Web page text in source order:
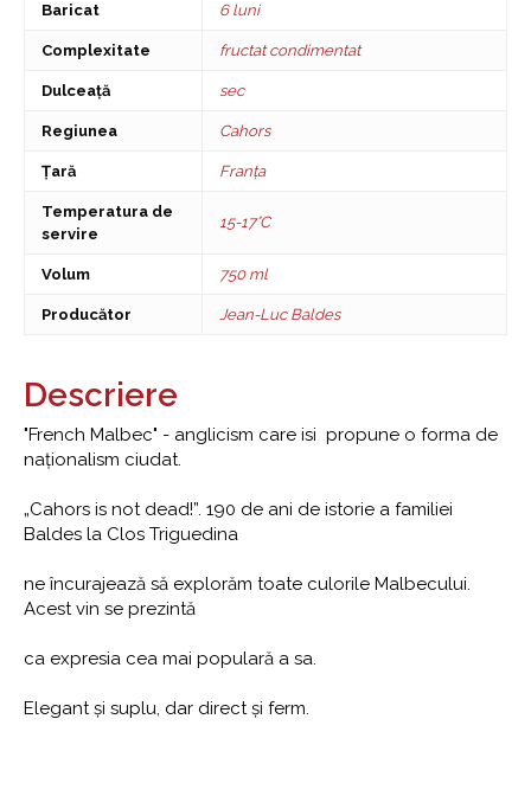
Baricat 6 luni
Complexitate fructat condimentat
Dulceață sec
Regiunea Cahors
Țară Franța
Temperatura de
servire
15-17°C
Volum 750 ml
Producător Jean-Luc Baldes
Descriere
"French Malbec" - anglicism care isi propune o forma de
naționalism ciudat.
„Cahors is not dead!”. 190 de ani de istorie a familiei
Baldes la Clos Triguedina
ne încurajează să explorăm toate culorile Malbecului.
Acest vin se prezintă
ca expresia cea mai populară a sa.
Elegant și suplu, dar direct și ferm.